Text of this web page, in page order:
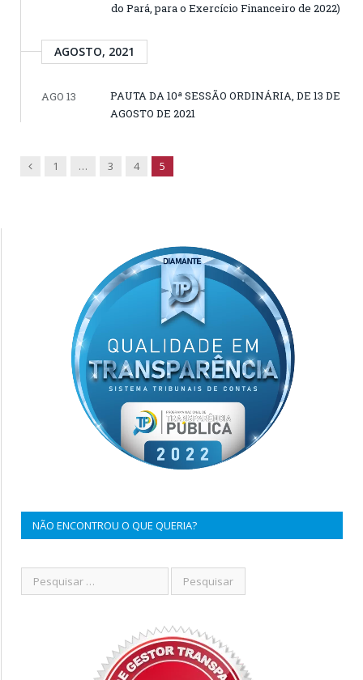
do Pará, para o Exercício Financeiro de 2022)
AGOSTO, 2021
AGO 13
PAUTA DA 10ª SESSÃO ORDINÁRIA, DE 13 DE
AGOSTO DE 2021
Previous
1 … 3 4 5
NÃO ENCONTROU O QUE QUERIA?